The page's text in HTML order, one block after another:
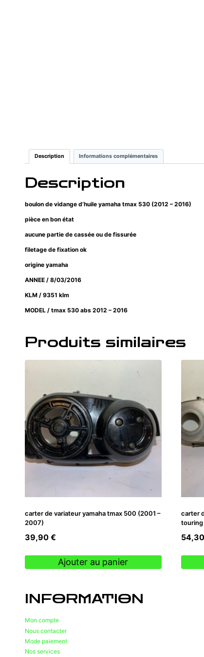
Description Informations complémentaires
Description
boulon de vidange d’huile yamaha tmax 530 (2012 – 2016)
pièce en bon état
aucune partie de cassée ou de fissurée
filetage de fixation ok
origine yamaha
ANNEE / 8/03/2016
KLM / 9351 klm
MODEL / tmax 530 abs 2012 – 2016
Produits similaires
carter de variateur yamaha tmax 500 (2001 –
2007)
39,90 €
Ajouter au panier
carter
touring
54,30
INFORMATION
Mon compte
Nous contacter
Mode paiement
Nos services